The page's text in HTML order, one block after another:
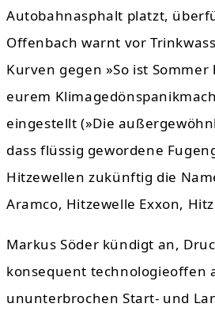
Autobahnasphalt platzt,
Offenbach warnt vor
Kurven gegen »So ist
eurem
eingestellt (»Die
dass flüssig gewordene
Hitzewellen zukünftig die
Aramco, Hitzewelle Exxon,
Markus Söder kündigt an,
konsequent technologieoffen
ununterbrochen Start- und